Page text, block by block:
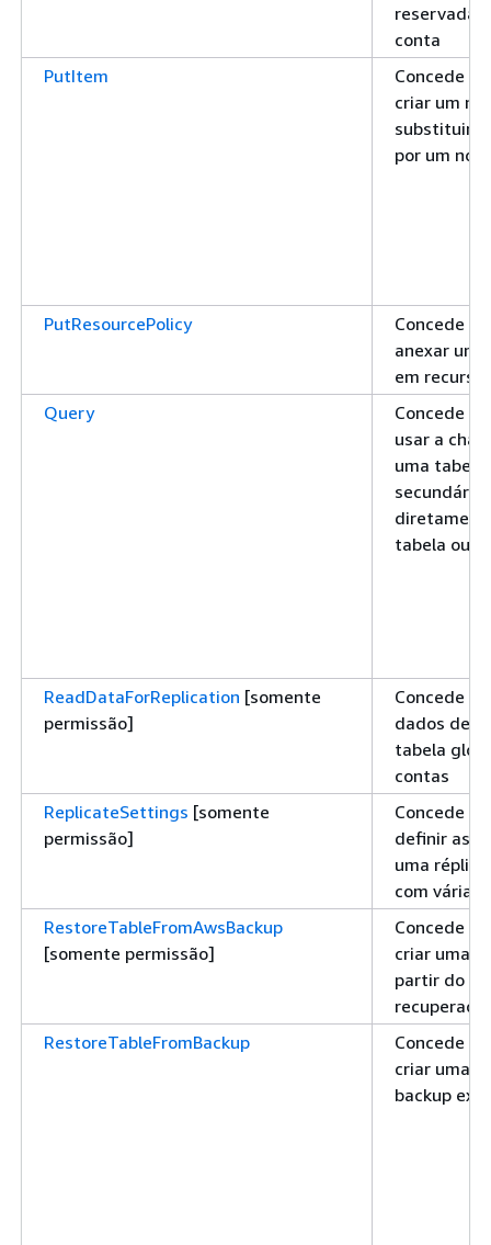
reservada
conta
PutItem
Concede
criar um
substituir
por um
PutResourcePolicy
Concede
anexar
em
Query
Concede
usar a
uma tabela
secundário
tabela ou
ReadDataForReplication [somente
permissão]
Concede
dados de
tabela
contas
ReplicateSettings [somente
permissão]
Concede
definir as
uma
com várias
RestoreTableFromAwsBackup
[somente permissão]
Concede
criar uma
partir do
RestoreTableFromBackup
Concede
criar uma
backup